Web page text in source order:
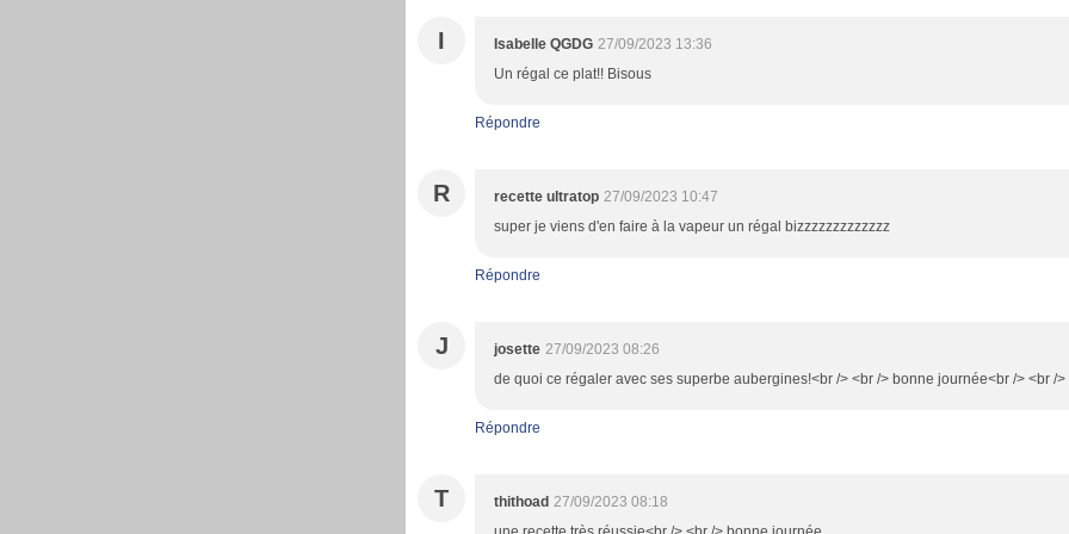
I Isabelle QGDG 27/09/2023 13:36
Un régal ce plat!! Bisous
Répondre
R recette ultratop 27/09/2023 10:47
super je viens d'en faire à la vapeur un régal bizzzzzzzzzzzzz
Répondre
J josette 27/09/2023 08:26
de quoi ce régaler avec ses superbe aubergines!<br /> <br /> bonne journée<br /> <br /
Répondre
T thithoad 27/09/2023 08:18